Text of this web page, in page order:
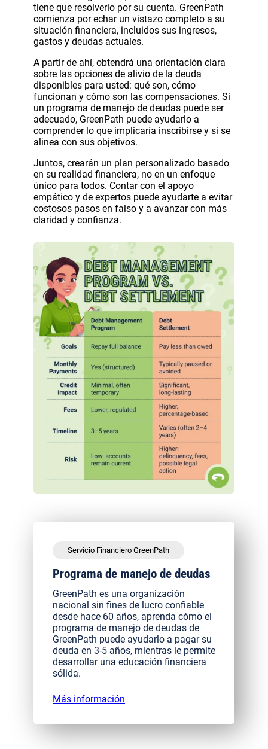
tiene que resolverlo por su cuenta. GreenPath
comienza por echar un vistazo completo a su
situación financiera, incluidos sus ingresos,
gastos y deudas actuales.
A partir de ahí, obtendrá una orientación clara
sobre las opciones de alivio de la deuda
disponibles para usted: qué son, cómo
funcionan y cómo son las compensaciones. Si
un programa de manejo de deudas puede ser
adecuado, GreenPath puede ayudarlo a
comprender lo que implicaría inscribirse y si se
alinea con sus objetivos.
Juntos, crearán un plan personalizado basado
en su realidad financiera, no en un enfoque
único para todos. Contar con el apoyo
empático y de expertos puede ayudarte a evitar
costosos pasos en falso y a avanzar con más
claridad y confianza.
Servicio Financiero GreenPath
Programa de manejo de deudas
GreenPath es una organización
nacional sin fines de lucro confiable
desde hace 60 años, aprenda cómo el
programa de manejo de deudas de
GreenPath puede ayudarlo a pagar su
deuda en 3-5 años, mientras le permite
desarrollar una educación financiera
sólida.
Más información